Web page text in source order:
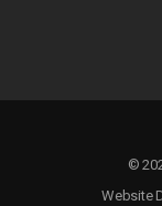
©
Website